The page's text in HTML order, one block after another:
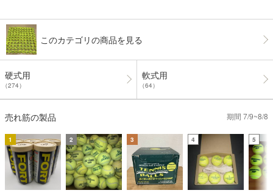
このカテゴリの商品を見る
硬式用
（274）
軟式用
（64）
売れ筋の製品 期間 7/9~8/8
1 2 3 4 5